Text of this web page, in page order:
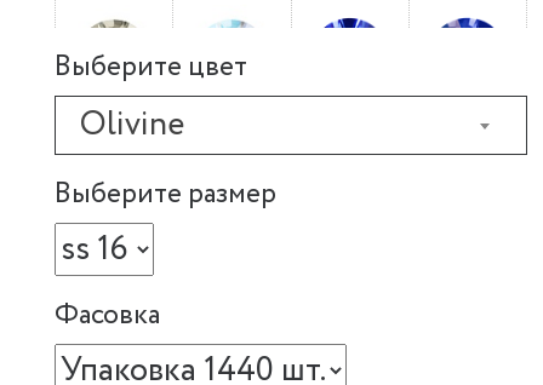
Выберите цвет
Olivine
Выберите размер
Фасовка